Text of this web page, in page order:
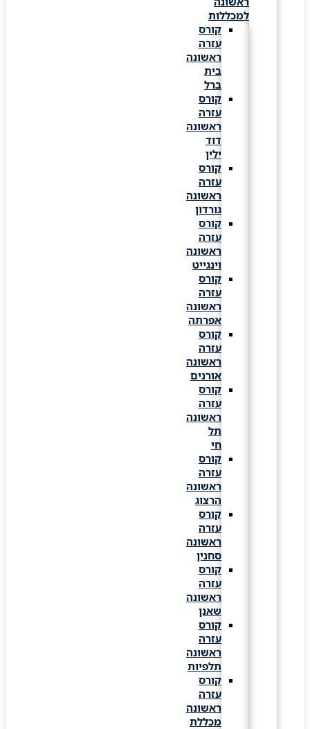
למכללות
קורס
עזרה
ראשונה
קורס
עזרה
ראשונה
קורס
עזרה
ראשונה
גורדון
קורס
עזרה
ראשונה
וינגייט
קורס
עזרה
ראשונה
אפרתה
קורס
עזרה
ראשונה
אורנים
קורס
עזרה
ראשונה
קורס
עזרה
ראשונה
הרצוג
קורס
עזרה
ראשונה
סחנין
קורס
עזרה
ראשונה
קורס
עזרה
ראשונה
תלפיות
קורס
עזרה
ראשונה
מכללת